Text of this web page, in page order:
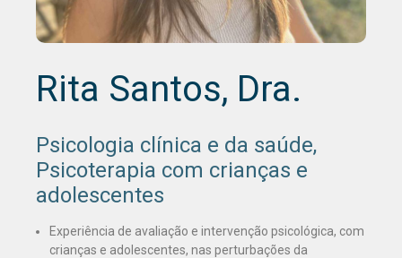
Rita Santos, Dra.
Psicologia clínica e da saúde,
Psicoterapia com crianças e
adolescentes
Experiência de avaliação e intervenção psicológica, com
crianças e adolescentes, nas perturbações da